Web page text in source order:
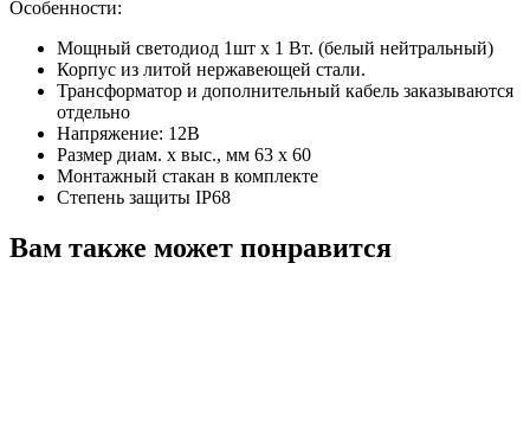
Особенности:
Мощный светодиод 1шт x 1 Вт. (белый нейтральный)
Корпус из литой нержавеющей стали.
Трансформатор и дополнительный кабель заказываются
отдельно
Напряжение: 12В
Размер диам. х выс., мм 63 х 60
Монтажный стакан в комплекте
Степень защиты IP68
Вам также может понравится